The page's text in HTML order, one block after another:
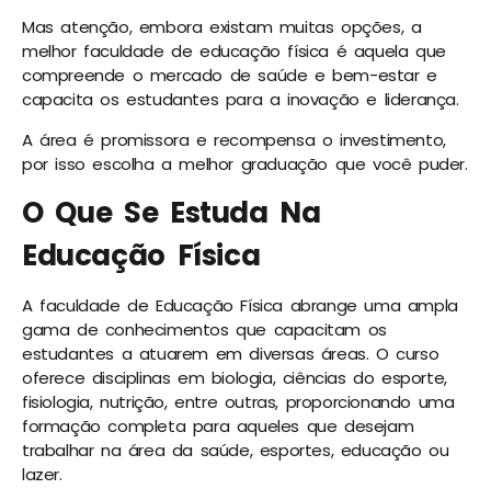
Mas atenção, embora existam muitas opções, a
melhor faculdade de educação física é aquela que
compreende o mercado de saúde e bem-estar e
capacita os estudantes para a inovação e liderança.
A área é promissora e recompensa o investimento,
por isso escolha a melhor graduação que você puder.
O Que Se Estuda Na
Educação Física
A faculdade de Educação Física abrange uma ampla
gama de conhecimentos que capacitam os
estudantes a atuarem em diversas áreas. O curso
oferece disciplinas em biologia, ciências do esporte,
fisiologia, nutrição, entre outras, proporcionando uma
formação completa para aqueles que desejam
trabalhar na área da saúde, esportes, educação ou
lazer.